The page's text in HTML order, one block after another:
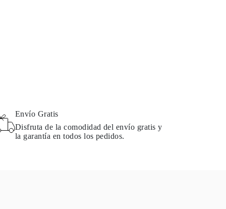
Envío Gratis
Disfruta de la comodidad del envío gratis y
la garantía en todos los pedidos.